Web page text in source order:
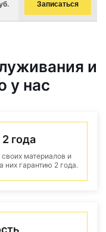
Записаться
и
у нас
2 года
материалов и
них гарантию 2 года.